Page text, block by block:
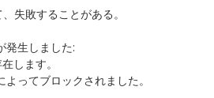
失敗することがある。
発生しました:
します。
ってブロックされました。